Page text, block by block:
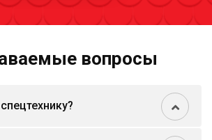
вопросы